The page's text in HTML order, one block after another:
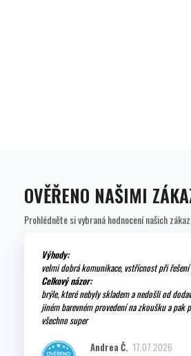
OVĚŘENO NAŠIMI
Prohlédněte si vybraná hodnocení našich
Výhody:
velmi dobrá komunikace, vstřícnost při
Celkový názor:
brýle, které nebyly skladem a nedošli od
jiném barevném provedení na zkoušku a pak
všechno super
Andrea Č. 17.07.2026